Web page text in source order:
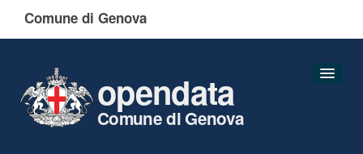
Comune di Genova
opendata
Comune di Genova